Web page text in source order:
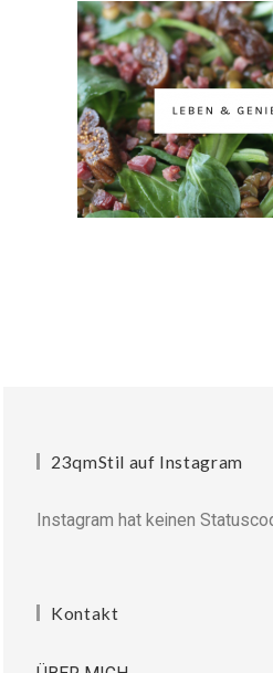
23qmStil auf Instagram
Instagram hat keinen
Kontakt